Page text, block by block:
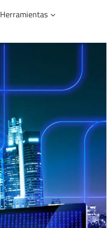
Herramientas